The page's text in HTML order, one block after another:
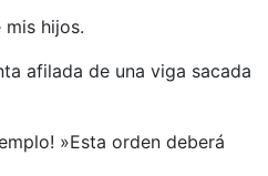
hijos.
afilada de una viga sacada
»Esta orden deberá